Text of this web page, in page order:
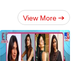
View More